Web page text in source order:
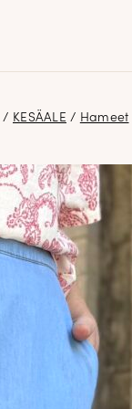
/ KESÄALE / Hameet